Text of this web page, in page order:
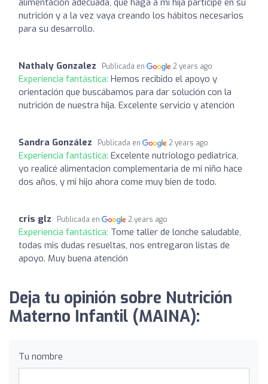
nutrición y a la vez vaya creando los hábitos necesarios
para su desarrollo.
Nathaly Gonzalez Publicada en 2 years ago
Experiencia fantástica: Hemos recibido el apoyo y
orientación que buscábamos para dar solución con la
nutrición de nuestra hija. Excelente servicio y atención
Sandra González Publicada en 2 years ago
Experiencia fantástica: Excelente nutriologo pediatrica,
yo realicé alimentacion complementaria de mi niño hace
dos años, y mi hijo ahora come muy bien de todo.
cris glz Publicada en 2 years ago
Experiencia fantástica: Tome taller de lonche saludable,
todas mis dudas resueltas, nos entregaron listas de
apoyo. Muy buena atención
Deja tu opinión sobre Nutrición
Materno Infantil (MAINA):
Tu nombre